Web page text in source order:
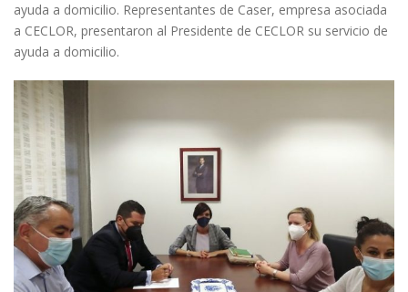
ayuda a domicilio. Representantes de Caser, empresa asociada
a CECLOR, presentaron al Presidente de CECLOR su servicio de
ayuda a domicilio.